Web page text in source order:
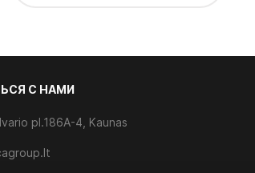
С НАМИ
pl.186A-4, Kaunas